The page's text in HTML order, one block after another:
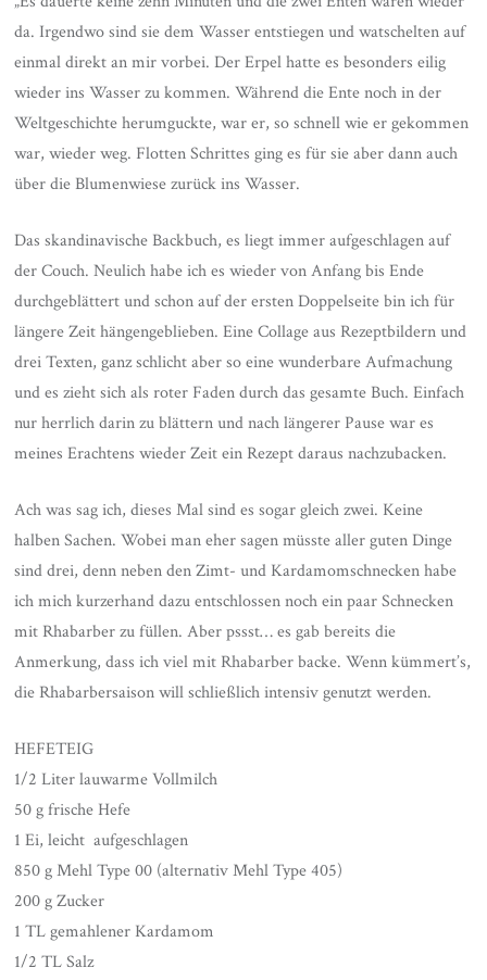
da. Irgendwo sind sie dem Wasser entstiegen und watschelten auf
einmal direkt an mir vorbei. Der Erpel hatte es besonders eilig
wieder ins Wasser zu kommen. Während die Ente noch in der
Weltgeschichte herumguckte, war er, so schnell wie er gekommen
war, wieder weg. Flotten Schrittes ging es für sie aber dann auch
über die Blumenwiese zurück ins Wasser.
Das skandinavische Backbuch, es liegt immer aufgeschlagen auf
der Couch. Neulich habe ich es wieder von Anfang bis Ende
durchgeblättert und schon auf der ersten Doppelseite bin ich für
längere Zeit hängengeblieben. Eine Collage aus Rezeptbildern und
drei Texten, ganz schlicht aber so eine wunderbare Aufmachung
und es zieht sich als roter Faden durch das gesamte Buch. Einfach
nur herrlich darin zu blättern und nach längerer Pause war es
meines Erachtens wieder Zeit ein Rezept daraus nachzubacken.
Ach was sag ich, dieses Mal sind es sogar gleich zwei. Keine
halben Sachen. Wobei man eher sagen müsste aller guten Dinge
sind drei, denn neben den Zimt- und Kardamomschnecken habe
ich mich kurzerhand dazu entschlossen noch ein paar Schnecken
mit Rhabarber zu füllen. Aber pssst… es gab bereits die
Anmerkung, dass ich viel mit Rhabarber backe. Wenn kümmert’s,
die Rhabarbersaison will schließlich intensiv genutzt werden.
HEFETEIG
1/2 Liter lauwarme Vollmilch
50 g frische Hefe
1 Ei, leicht aufgeschlagen
850 g Mehl Type 00 (alternativ Mehl Type 405)
200 g Zucker
1 TL gemahlener Kardamom
1/2 TL Salz